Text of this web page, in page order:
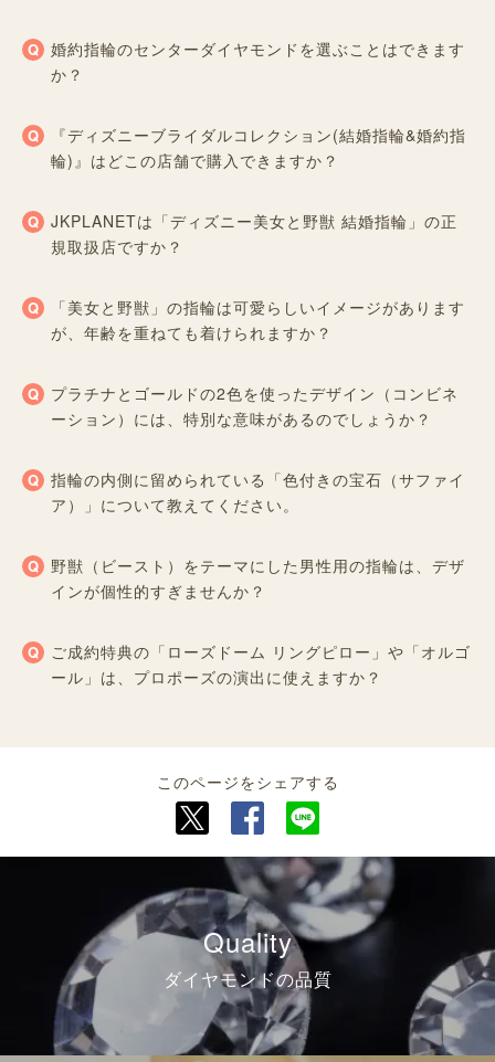
婚約指輪のセンターダイヤモンドを選ぶことはできます
か？
『ディズニーブライダルコレクション(結婚指輪&婚約指
輪)』はどこの店舗で購入できますか？
JKPLANETは「ディズニー美女と野獣 結婚指輪」の正
規取扱店ですか？
「美女と野獣」の指輪は可愛らしいイメージがあります
が、年齢を重ねても着けられますか？
プラチナとゴールドの2色を使ったデザイン（コンビネ
ーション）には、特別な意味があるのでしょうか？
指輪の内側に留められている「色付きの宝石（サファイ
ア）」について教えてください。
野獣（ビースト）をテーマにした男性用の指輪は、デザ
インが個性的すぎませんか？
ご成約特典の「ローズドーム リングピロー」や「オルゴ
ール」は、プロポーズの演出に使えますか？
このページをシェアする
Quality
ダイヤモンドの品質